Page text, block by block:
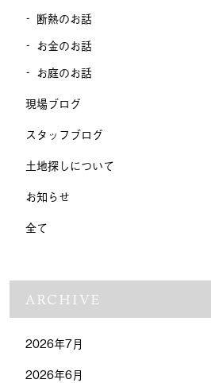
断熱のお話
お金のお話
お庭のお話
現場ブログ
スタッフブログ
土地探しについて
お知らせ
全て
ARCHIVE
2026年7月
2026年6月